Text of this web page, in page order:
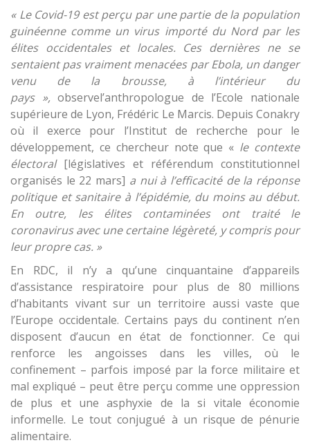
« Le Covid-19 est perçu par une partie de la population
guinéenne comme un virus importé du Nord par les
élites occidentales et locales. Ces dernières ne se
sentaient pas vraiment menacées par Ebola, un danger
venu de la brousse, à l’intérieur du
pays »,observel’anthropologue de l’Ecole nationale
supérieure de Lyon, Frédéric Le Marcis. Depuis Conakry
où il exerce pour l’Institut de recherche pour le
développement, ce chercheur note que « le contexte
électoral [législatives et référendum constitutionnel
organisés le 22 mars] a nui à l’efficacité de la réponse
politique et sanitaire à l’épidémie, du moins au début.
En outre, les élites contaminées ont traité le
coronavirus avec une certaine légèreté, y compris pour
leur propre cas. »
En RDC, il n’y a qu’une cinquantaine d’appareils
d’assistance respiratoire pour plus de 80 millions
d’habitants vivant sur un territoire aussi vaste que
l’Europe occidentale. Certains pays du continent n’en
disposent d’aucun en état de fonctionner. Ce qui
renforce les angoisses dans les villes, où le
confinement – parfois imposé par la force militaire et
mal expliqué – peut être perçu comme une oppression
de plus et une asphyxie de la si vitale économie
informelle. Le tout conjugué à un risque de pénurie
alimentaire.